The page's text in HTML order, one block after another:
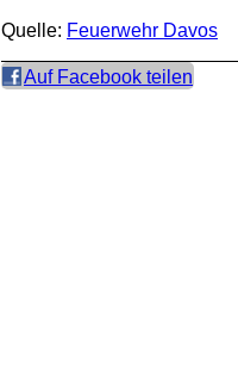
Quelle: Feuerwehr Davos
Auf Facebook teilen